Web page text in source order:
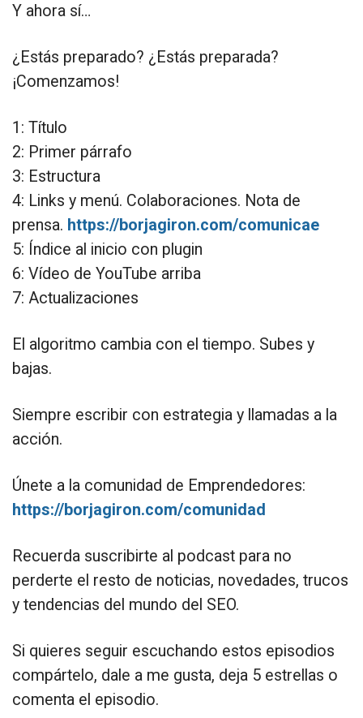
Y ahora sí…
¿Estás preparado? ¿Estás preparada?
¡Comenzamos!
1: Título
2: Primer párrafo
3: Estructura
4: Links y menú. Colaboraciones. Nota de
prensa. https://borjagiron.com/comunicae
5: Índice al inicio con plugin
6: Vídeo de YouTube arriba
7: Actualizaciones
El algoritmo cambia con el tiempo. Subes y
bajas.
Siempre escribir con estrategia y llamadas a la
acción.
Únete a la comunidad de Emprendedores:
https://borjagiron.com/comunidad
Recuerda suscribirte al podcast para no
perderte el resto de noticias, novedades, trucos
y tendencias del mundo del SEO.
Si quieres seguir escuchando estos episodios
compártelo, dale a me gusta, deja 5 estrellas o
comenta el episodio.